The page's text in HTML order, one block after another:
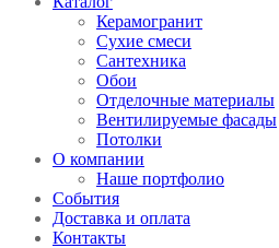
Керамогранит
Сухие смеси
Сантехника
Обои
Отделочные материалы
Вентилируемые фасады
Потолки
О компании
Наше портфолио
События
Доставка и оплата
Контакты